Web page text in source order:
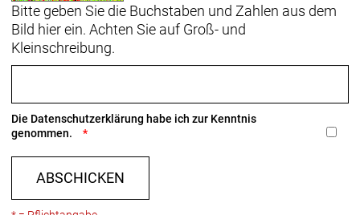
Bitte geben Sie die Buchstaben und Zahlen aus dem
Bild hier ein. Achten Sie auf Groß- und
Kleinschreibung.
Die Datenschutzerklärung habe ich zur Kenntnis
genommen.
ABSCHICKEN